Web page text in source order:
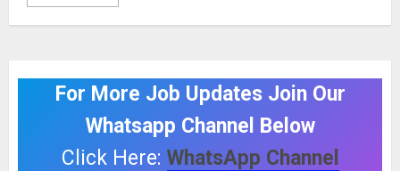
For More Job Updates Join Our
Whatsapp Channel Below
Click Here: WhatsApp Channel